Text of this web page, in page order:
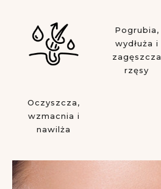
Oczyszcza,
wzmacnia i
nawilża
Pogrubia,
wydłuża i
zagęszcza
rzęsy